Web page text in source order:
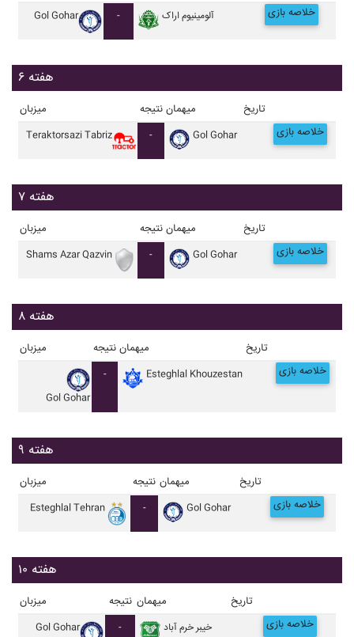
Gol Gohar - آلومينيوم اراک خلاصه بازی
هفته ۶
میزبان نتیجه میهمان تاریخ
Teraktorsazi Tabriz - Gol Gohar خلاصه بازی
هفته ۷
میزبان نتیجه میهمان تاریخ
Shams Azar Qazvin - Gol Gohar خلاصه بازی
هفته ۸
میزبان نتیجه میهمان تاریخ
Gol Gohar
- Esteghlal Khouzestan خلاصه بازی
هفته ۹
میزبان نتیجه میهمان تاریخ
Esteghlal Tehran - Gol Gohar خلاصه بازی
هفته ۱۰
میزبان نتیجه میهمان تاریخ
Gol Gohar - خيبر خرم آباد خلاصه بازی